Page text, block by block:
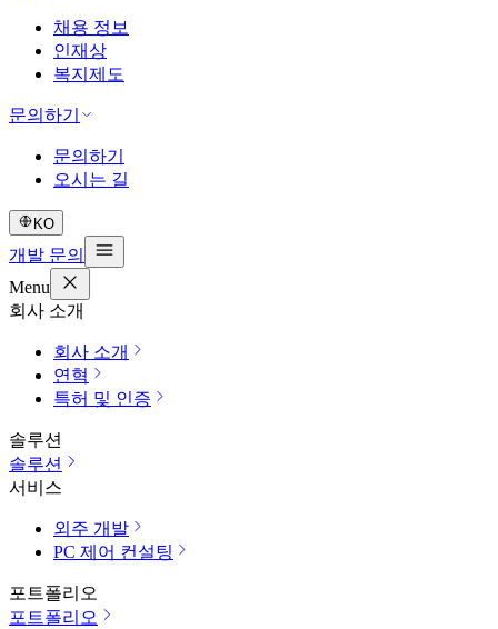
채용 정보
인재상
복지제도
문의하기
문의하기
오시는 길
KO
개발 문의
Menu
회사 소개
회사 소개
연혁
특허 및 인증
솔루션
솔루션
서비스
외주 개발
PC 제어 컨설팅
포트폴리오
포트폴리오